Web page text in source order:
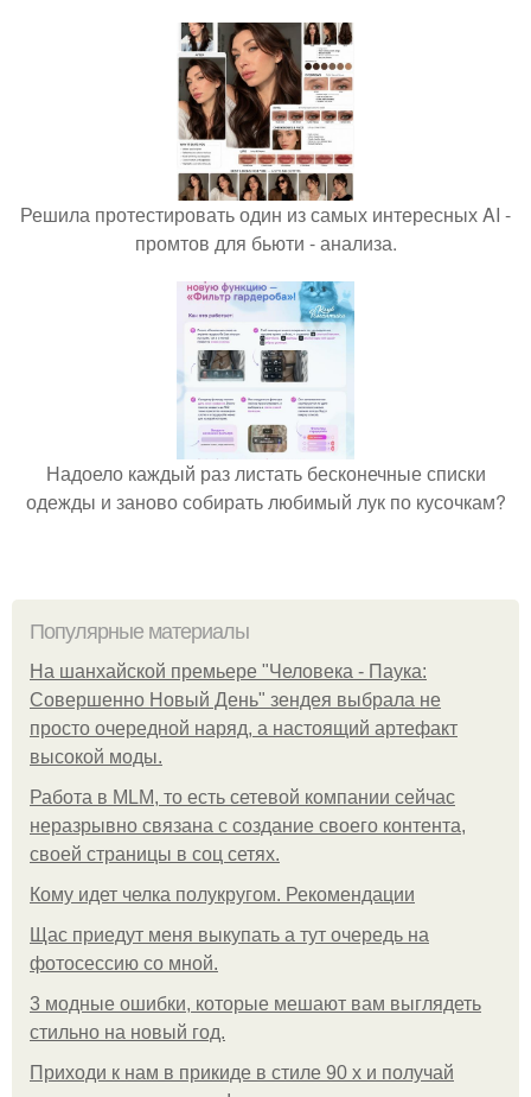
Решила протестировать один из самых интересных AI -
промтов для бьюти - анализа.
Надоело каждый раз листать бесконечные списки
одежды и заново собирать любимый лук по кусочкам?
Популярные материалы
На шанхайской премьере "Человека - Паука:
Совершенно Новый День" зендея выбрала не
просто очередной наряд, а настоящий артефакт
высокой моды.
Работа в MLM, то есть сетевой компании сейчас
неразрывно связана с создание своего контента,
своей страницы в соц сетях.
Кому идет челка полукругом. Рекомендации
Щас приедут меня выкупать а тут очередь на
фотосессию со мной.
3 модные ошибки, которые мешают вам выглядеть
стильно на новый год.
Приходи к нам в прикиде в стиле 90 х и получай